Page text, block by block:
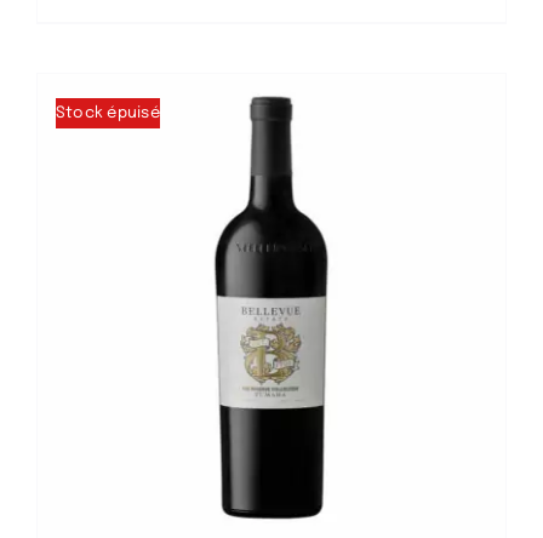
Stock épuisé